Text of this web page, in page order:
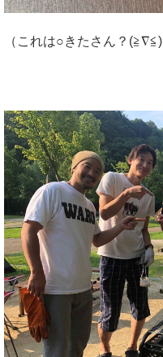
（これは○きたさん？(≧∇≦)